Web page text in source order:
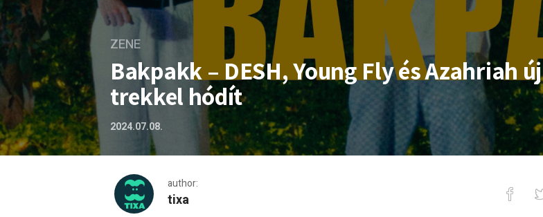
ZENE
Bakpakk – DESH, Young Fly és Azahriah új
trekkel hódít
2024.07.08.
author:
tixa